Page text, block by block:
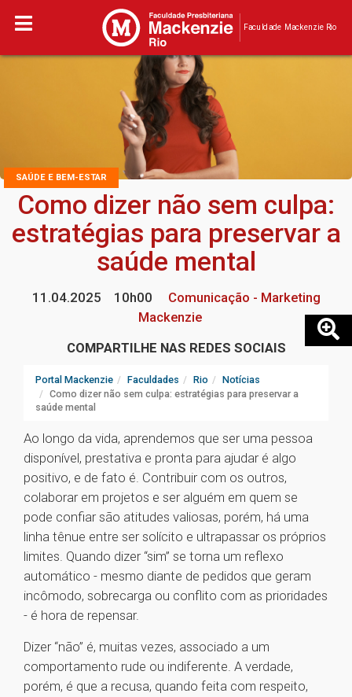
Faculdade Mackenzie Rio
SAÚDE E BEM-ESTAR
Como dizer não sem culpa:
estratégias para preservar a
saúde mental
11.04.2025 10h00
Comunicação - Marketing
Mackenzie
COMPARTILHE NAS REDES SOCIAIS
Portal Mackenzie Faculdades Rio
Notícias
Como dizer não sem culpa: estratégias para preservar a
saúde mental
Ao longo da vida, aprendemos que ser uma pessoa
disponível, prestativa e pronta para ajudar é algo
positivo, e de fato é. Contribuir com os outros,
colaborar em projetos e ser alguém em quem se
pode confiar são atitudes valiosas, porém, há uma
linha tênue entre ser solícito e ultrapassar os próprios
limites. Quando dizer “sim” se torna um reflexo
automático - mesmo diante de pedidos que geram
incômodo, sobrecarga ou conflito com as prioridades
- é hora de repensar.
Dizer “não” é, muitas vezes, associado a um
comportamento rude ou indiferente. A verdade,
porém, é que a recusa, quando feita com respeito,